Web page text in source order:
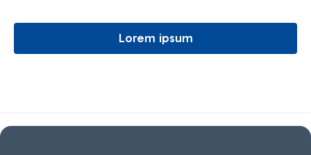
Lorem ipsum